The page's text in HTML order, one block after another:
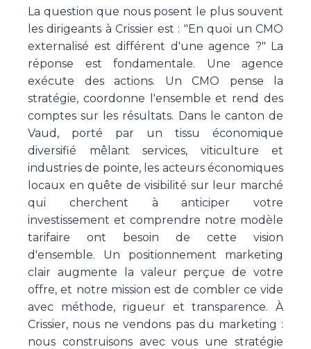
La question que nous posent le plus souvent
les dirigeants à Crissier est : "En quoi un CMO
externalisé est différent d'une agence ?" La
réponse est fondamentale. Une agence
exécute des actions. Un CMO pense la
stratégie, coordonne l'ensemble et rend des
comptes sur les résultats. Dans le canton de
Vaud, porté par un tissu économique
diversifié mêlant services, viticulture et
industries de pointe, les acteurs économiques
locaux en quête de visibilité sur leur marché
qui cherchent à anticiper votre
investissement et comprendre notre modèle
tarifaire ont besoin de cette vision
d'ensemble. Un positionnement marketing
clair augmente la valeur perçue de votre
offre, et notre mission est de combler ce vide
avec méthode, rigueur et transparence. À
Crissier, nous ne vendons pas du marketing :
nous construisons avec vous une stratégie